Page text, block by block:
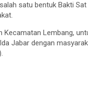
satu bentuk Bakti
Kecamatan Lembang,
Jabar dengan